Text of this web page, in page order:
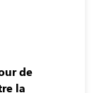
de
la